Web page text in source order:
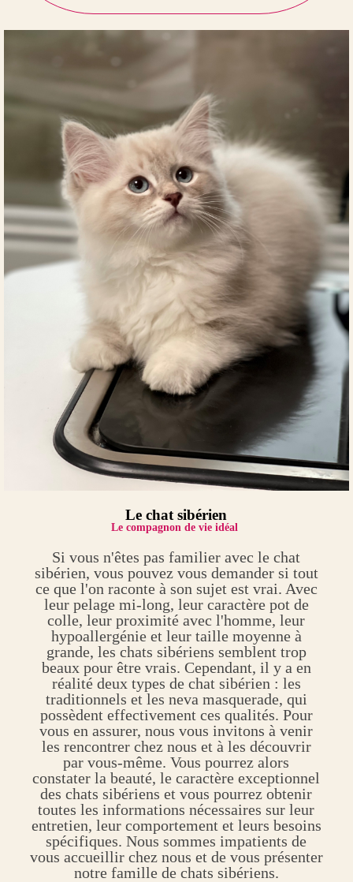
Le chat sibérien
Le compagnon de vie idéal
Si vous n'êtes pas familier avec le chat
sibérien, vous pouvez vous demander si tout
ce que l'on raconte à son sujet est vrai. Avec
leur pelage mi-long, leur caractère pot de
colle, leur proximité avec l'homme, leur
hypoallergénie et leur taille moyenne à
grande, les chats sibériens semblent trop
beaux pour être vrais. Cependant, il y a en
réalité deux types de chat sibérien : les
traditionnels et les neva masquerade, qui
possèdent effectivement ces qualités. Pour
vous en assurer, nous vous invitons à venir
les rencontrer chez nous et à les découvrir
par vous-même. Vous pourrez alors
constater la beauté, le caractère exceptionnel
des chats sibériens et vous pourrez obtenir
toutes les informations nécessaires sur leur
entretien, leur comportement et leurs besoins
spécifiques. Nous sommes impatients de
vous accueillir chez nous et de vous présenter
notre famille de chats sibériens.